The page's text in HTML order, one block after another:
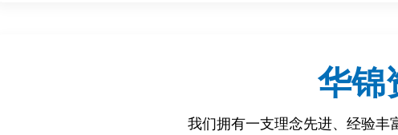
华锦
我们拥有一支理念先进、经验丰